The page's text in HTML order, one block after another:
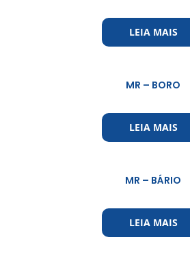
LEIA MAIS
MR – BORO
LEIA MAIS
MR – BÁRIO
LEIA MAIS